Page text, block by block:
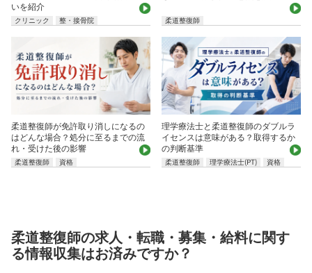
いを紹介
クリニック 整・接骨院 柔道整復師
柔道整復師が免許取り消しになるの
はどんな場合？処分に至るまでの流
れ・受けた後の影響
柔道整復師 資格
理学療法士と柔道整復師のダブルラ
イセンスは意味がある？取得するか
の判断基準
柔道整復師 理学療法士(PT) 資格
柔道整復師の求人・転職・募集・給料に関す
る情報収集はお済みですか？